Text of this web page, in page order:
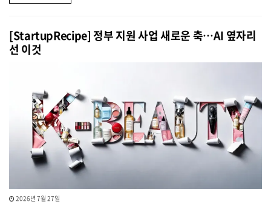
[StartupRecipe] 정부 지원 사업 새로운 축…AI 옆자리
선 이것
2026년 7월 27일